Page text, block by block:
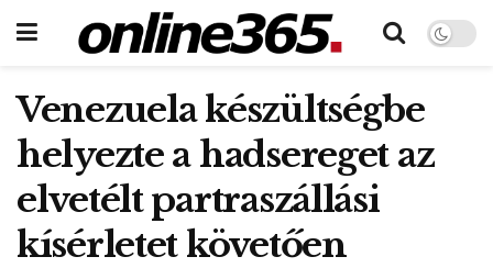
Venezuela készültségbe
helyezte a hadsereget az
elvetélt partraszállási
kísérletet követően